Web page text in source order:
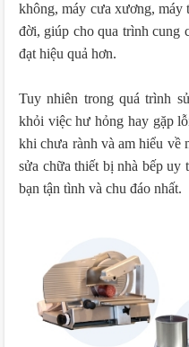
không, máy cưa xương, máy
đời, giúp cho qua trình cung
đạt hiệu quả hơn.
Tuy nhiên trong quá trình
khỏi việc hư hỏng hay gặp
khi chưa rành và am hiểu về
sửa chữa thiết bị nhà bếp uy
bạn tận tình và chu đáo nhất.